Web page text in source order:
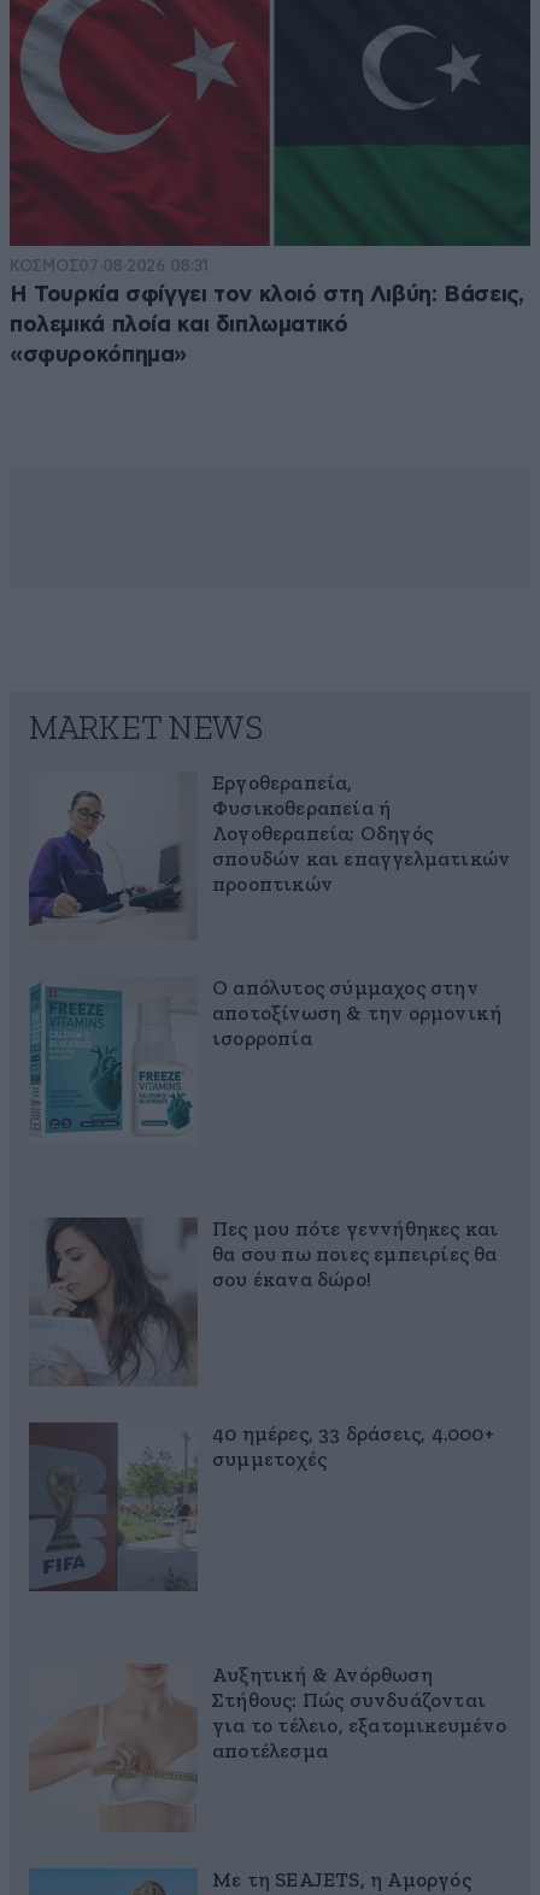
ΚΟΣΜΟΣ07·08·2026 08:31
Η Τουρκία σφίγγει τον κλοιό στη Λιβύη: Βάσεις,
πολεμικά πλοία και διπλωματικό
«σφυροκόπημα»
MARKET NEWS
Εργοθεραπεία,
Φυσικοθεραπεία ή
Λογοθεραπεία; Οδηγός
σπουδών και επαγγελματικών
προοπτικών
Ο απόλυτος σύμμαχος στην
αποτοξίνωση & την ορμονική
ισορροπία
Πες μου πότε γεννήθηκες και
θα σου πω ποιες εμπειρίες θα
σου έκανα δώρο!
40 ημέρες, 33 δράσεις, 4.000+
συμμετοχές
Αυξητική & Ανόρθωση
Στήθους: Πώς συνδυάζονται
για το τέλειο, εξατομικευμένο
αποτέλεσμα
Με τη SEAJETS, η Αμοργός